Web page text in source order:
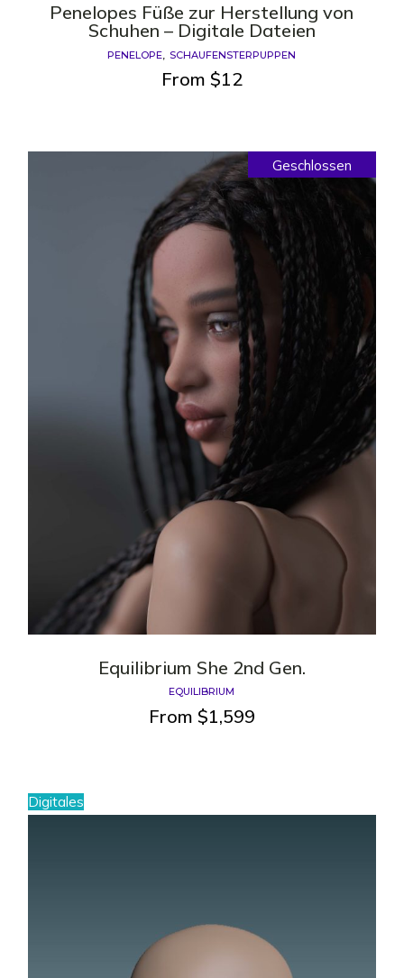
Penelopes Füße zur Herstellung von
Schuhen – Digitale Dateien
PENELOPE SCHAUFENSTERPUPPEN
From $12
Geschlossen
Equilibrium She 2nd Gen.
EQUILIBRIUM
From $1,599
Digitales